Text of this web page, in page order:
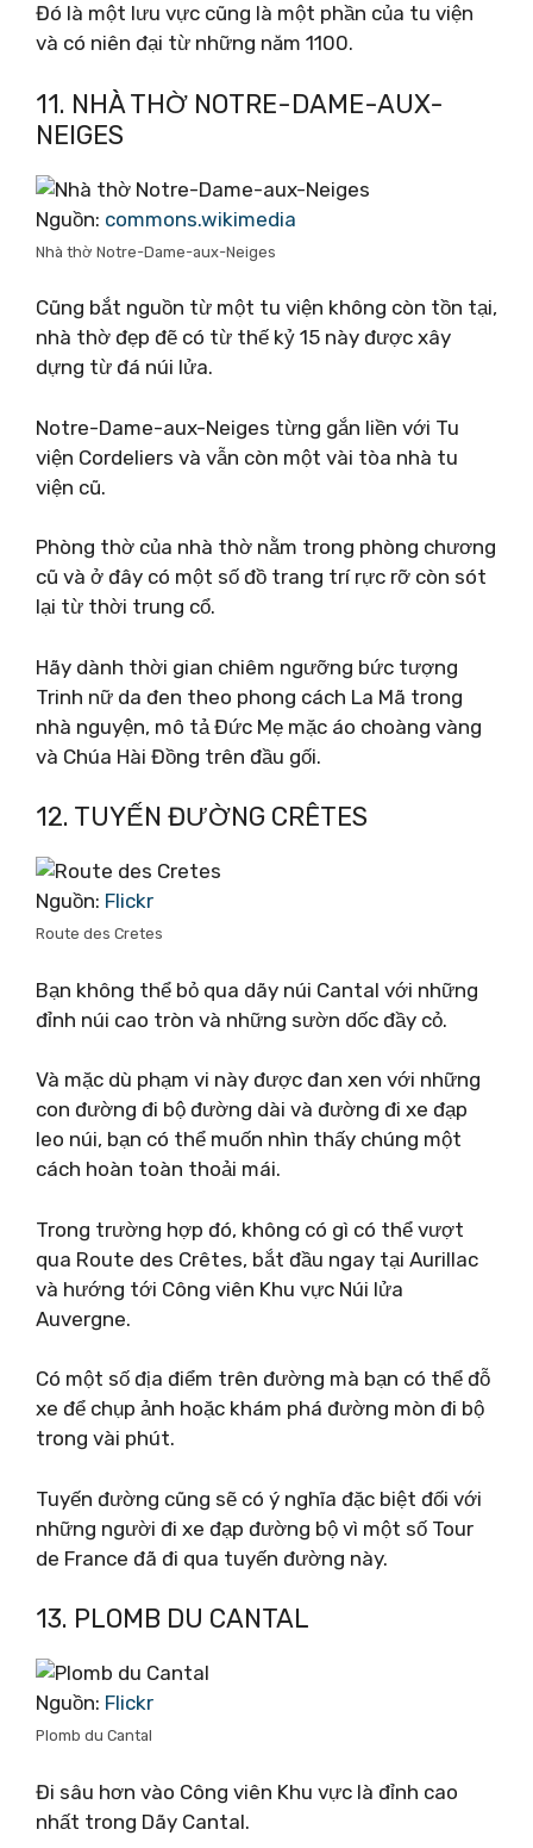
Đó là một lưu vực cũng là một phần của tu viện
và có niên đại từ những năm 1100.
11. NHÀ THỜ NOTRE-DAME-AUX-
NEIGES
Nguồn: commons.wikimedia
Nhà thờ Notre-Dame-aux-Neiges
Cũng bắt nguồn từ một tu viện không còn tồn tại,
nhà thờ đẹp đẽ có từ thế kỷ 15 này được xây
dựng từ đá núi lửa.
Notre-Dame-aux-Neiges từng gắn liền với Tu
viện Cordeliers và vẫn còn một vài tòa nhà tu
viện cũ.
Phòng thờ của nhà thờ nằm ​​trong phòng chương
cũ và ở đây có một số đồ trang trí rực rỡ còn sót
lại từ thời trung cổ.
Hãy dành thời gian chiêm ngưỡng bức tượng
Trinh nữ da đen theo phong cách La Mã trong
nhà nguyện, mô tả Đức Mẹ mặc áo choàng vàng
và Chúa Hài Đồng trên đầu gối.
12. TUYẾN ĐƯỜNG CRÊTES
Nguồn: Flickr
Route des Cretes
Bạn không thể bỏ qua dãy núi Cantal với những
đỉnh núi cao tròn và những sườn dốc đầy cỏ.
Và mặc dù phạm vi này được đan xen với những
con đường đi bộ đường dài và đường đi xe đạp
leo núi, bạn có thể muốn nhìn thấy chúng một
cách hoàn toàn thoải mái.
Trong trường hợp đó, không có gì có thể vượt
qua Route des Crêtes, bắt đầu ngay tại Aurillac
và hướng tới Công viên Khu vực Núi lửa
Auvergne.
Có một số địa điểm trên đường mà bạn có thể đỗ
xe để chụp ảnh hoặc khám phá đường mòn đi bộ
trong vài phút.
Tuyến đường cũng sẽ có ý nghĩa đặc biệt đối với
những người đi xe đạp đường bộ vì một số Tour
de France đã đi qua tuyến đường này.
13. PLOMB DU CANTAL
Nguồn: Flickr
Plomb du Cantal
Đi sâu hơn vào Công viên Khu vực là đỉnh cao
nhất trong Dãy Cantal.